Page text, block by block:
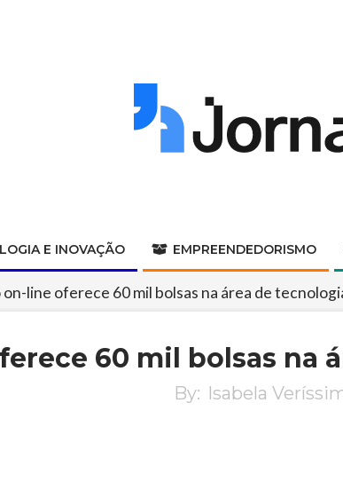
Digital
E INOVAÇÃO EMPREENDEDORISMO
on-line oferece 60 mil bolsas na área de
60 mil bolsas
By: Isabela